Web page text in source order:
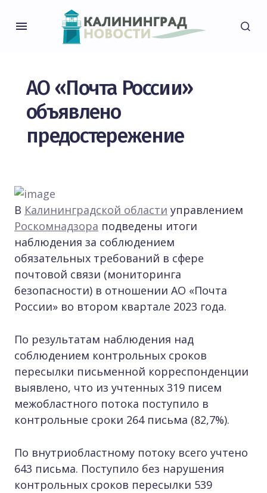
АО «Почта России»
объявлено
предостережение
В Калининградской области управлением
Роскомнадзора подведены итоги
наблюдения за соблюдением
обязательных требований в сфере
почтовой связи (мониторинга
безопасности) в отношении АО «Почта
России» во втором квартале 2023 года.
По результатам наблюдения над
соблюдением контрольных сроков
пересылки письменной корреспонденции
выявлено, что из учтенных 319 писем
межобластного потока поступило в
контрольные сроки 264 письма (82,7%).
По внутриобластному потоку всего учтено
643 письма. Поступило без нарушения
контрольных сроков пересылки 539